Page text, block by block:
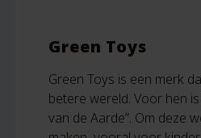
Green Toys
Green Toys is een merk
betere wereld. Voor hen
van de Aarde”. Om deze